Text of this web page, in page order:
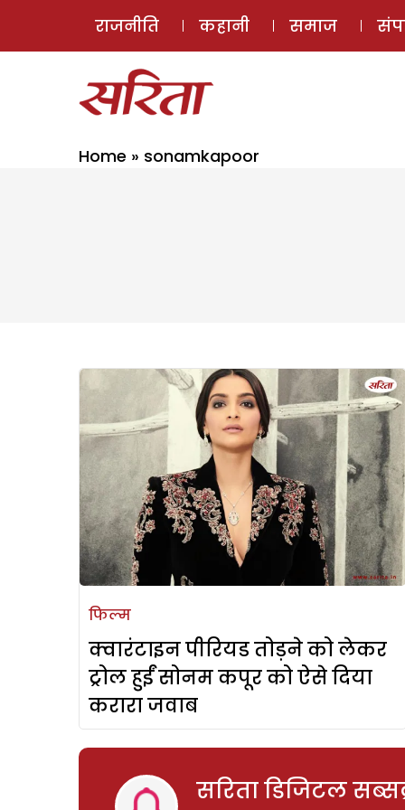
राजनीति कहानी समाज
Home » sonamkapoor
फिल्म
क्वारंटाइन पीरियड तोड़ने को लेकर
ट्रोल हुईं सोनम कपूर को ऐसे दिया
करारा जवाब
सरिता डिजिटल